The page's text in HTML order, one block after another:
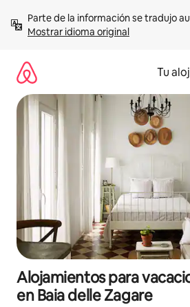
contenidoMostrar idioma original
Tu
Alojamientos para
en Baia delle Zagare